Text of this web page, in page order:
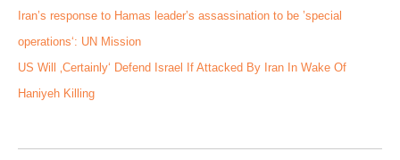
Iran’s response to Hamas leader’s assassination to be ’special
operations‘: UN Mission
US Will ‚Certainly‘ Defend Israel If Attacked By Iran In Wake Of
Haniyeh Killing